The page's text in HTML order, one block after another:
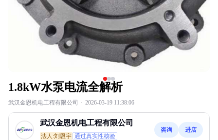
1.8kW水泵电流全解析
武汉金恩机电工程有限公司 · 2026-03-19 11:38:06
武汉金恩机电工程有限公司
法人:刘恩宇 通过真实性核验
咨询 进店